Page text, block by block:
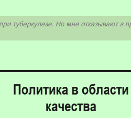
туберкулезе. Но мне отказывают в